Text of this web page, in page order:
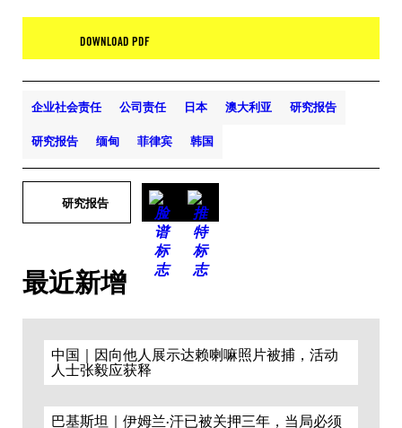
DOWNLOAD PDF
企业社会责任 公司责任 日本 澳大利亚 研究报告
研究报告 缅甸 菲律宾 韩国
研究报告
最近新增
中国｜因向他人展示达赖喇嘛照片被捕，活动
人士张毅应获释
巴基斯坦｜伊姆兰·汗已被关押三年，当局必须